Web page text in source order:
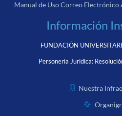
Manual de Uso Correo
Información
FUNDACIÓN
Personería Jurídica:
Nuestra